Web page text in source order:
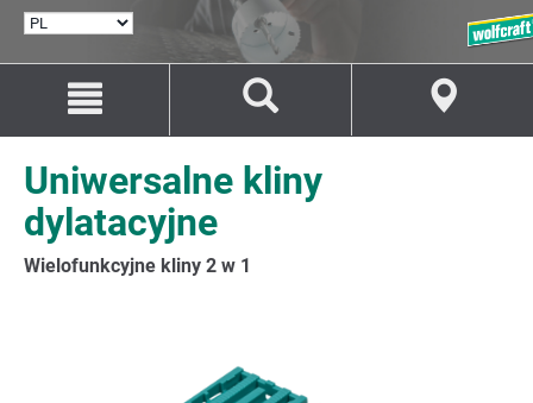
treści
Przejście
nawigacji
Uniwersalne kliny
dylatacyjne
Wielofunkcyjne kliny 2 w 1